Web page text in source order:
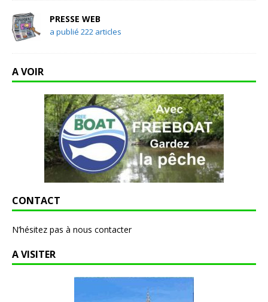
PRESSE WEB
a publié 222 articles
A VOIR
CONTACT
N’hésitez pas à nous contacter
A VISITER